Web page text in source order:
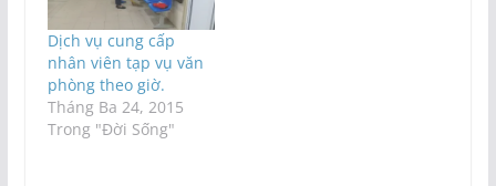
Dịch vụ cung cấp
nhân viên tạp vụ văn
phòng theo giờ.
Tháng Ba 24, 2015
Trong "Đời Sống"